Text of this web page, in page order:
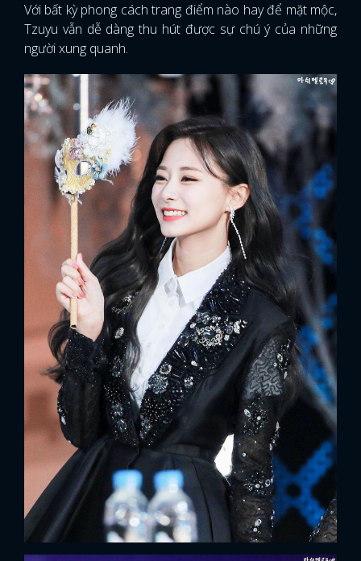
Với bất kỳ phong cách trang điểm nào hay để mặt mộc,
Tzuyu vẫn dễ dàng thu hút được sự chú ý của những
người xung quanh.